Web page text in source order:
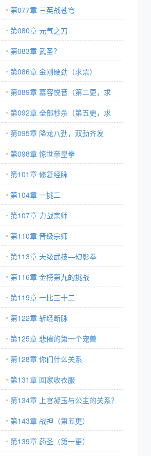
第077章 三英战苍穹
第080章 元气之刀
第083章 武圣？
第086章 金刚硬劲（求票）
第089章 慕容悦音（第二更，求
票）
第092章 全部秒杀（第五更，求
票）
第095章 降龙八劲，双劲齐发
第098章 惊世帝皇拳
第101章 修复经脉
第104章 一挑二
第107章 力战宗师
第110章 晋级宗师
第113章 天级武技—幻影拳
第116章 金榜第九的挑战
第119章 一比三十二
第122章 斩经断脉
第125章 悲催的第一个宠兽
第128章 你们什么关系
第131章 回家收衣服
第134章 上官凝玉与公主的关系？
第143章 战神（第五更）
第139章 药圣（第一更）